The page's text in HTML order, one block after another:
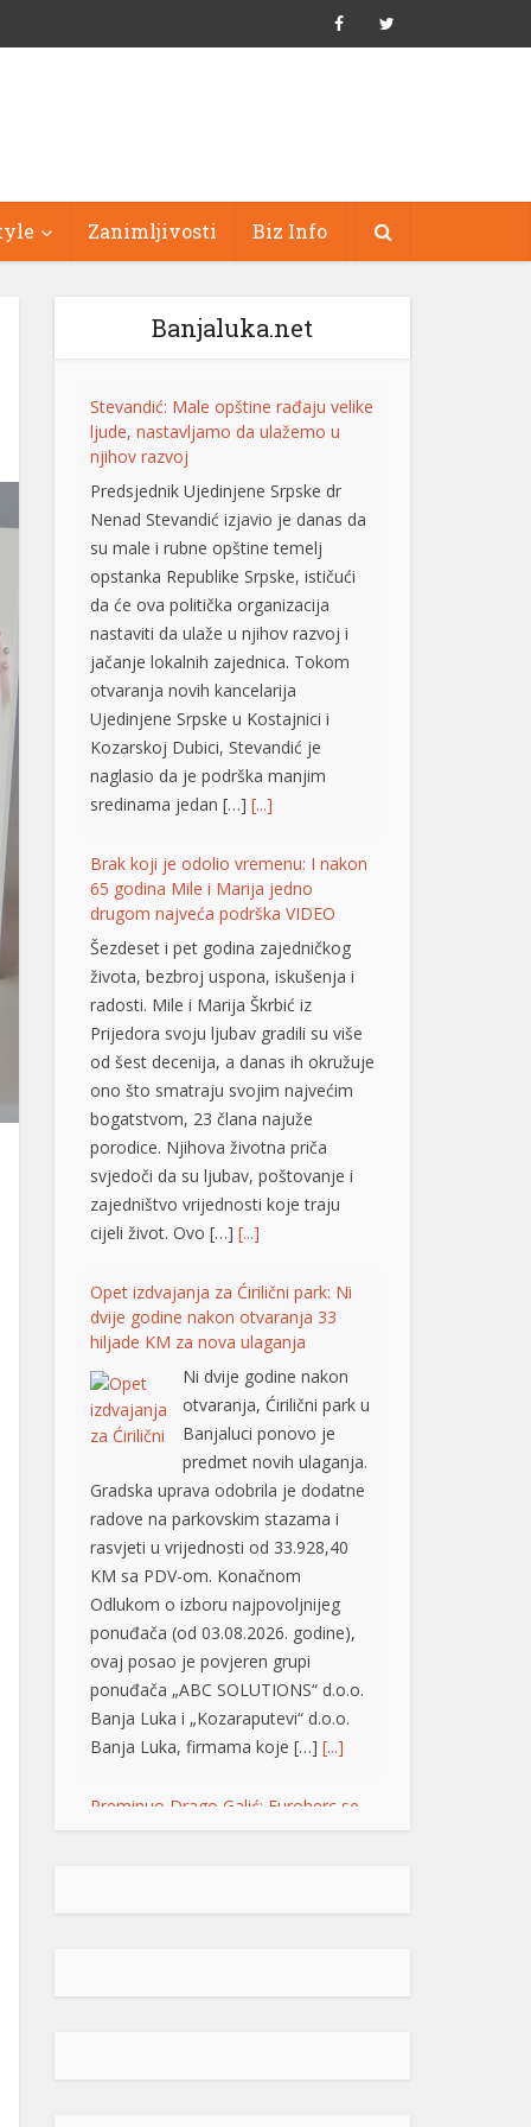
Zanimljivosti Biz Info
Banjaluka.net
Stevandić: Male opštine rađaju velike
ljude, nastavljamo da ulažemo u
njihov razvoj
Predsjednik Ujedinjene Srpske dr
Nenad Stevandić izjavio je danas da
su male i rubne opštine temelj
opstanka Republike Srpske, ističući
da će ova politička organizacija
nastaviti da ulaže u njihov razvoj i
jačanje lokalnih zajednica. Tokom
otvaranja novih kancelarija
Ujedinjene Srpske u Kostajnici i
Kozarskoj Dubici, Stevandić je
naglasio da je podrška manjim
sredinama jedan […] [...]
Brak koji je odolio vremenu: I nakon
65 godina Mile i Marija jedno
drugom najveća podrška VIDEO
Šezdeset i pet godina zajedničkog
života, bezbroj uspona, iskušenja i
radosti. Mile i Marija Škrbić iz
Prijedora svoju ljubav gradili su više
od šest decenija, a danas ih okružuje
ono što smatraju svojim najvećim
bogatstvom, 23 člana najuže
porodice. Njihova životna priča
svjedoči da su ljubav, poštovanje i
zajedništvo vrijednosti koje traju
cijeli život. Ovo […] [...]
Opet izdvajanja za Ćirilični park: Ni
dvije godine nakon otvaranja 33
hiljade KM za nova ulaganja
Ni dvije godine nakon
otvaranja, Ćirilični park u
Banjaluci ponovo je
predmet novih ulaganja.
Gradska uprava odobrila je dodatne
radove na parkovskim stazama i
rasvjeti u vrijednosti od 33.928,40
KM sa PDV-om. Konačnom
Odlukom o izboru najpovoljnijeg
ponuđača (od 03.08.2026. godine),
ovaj posao je povjeren grupi
ponuđača „ABC SOLUTIONS“ d.o.o.
Banja Luka i „Kozaraputevi“ d.o.o.
Banja Luka, firmama koje […] [...]
Preminuo Drago Galić: Euroherc se
oprašta od jednog od svojih
Drago Galić iz Širokog
dugogodišnji rukovodioca u sektoru